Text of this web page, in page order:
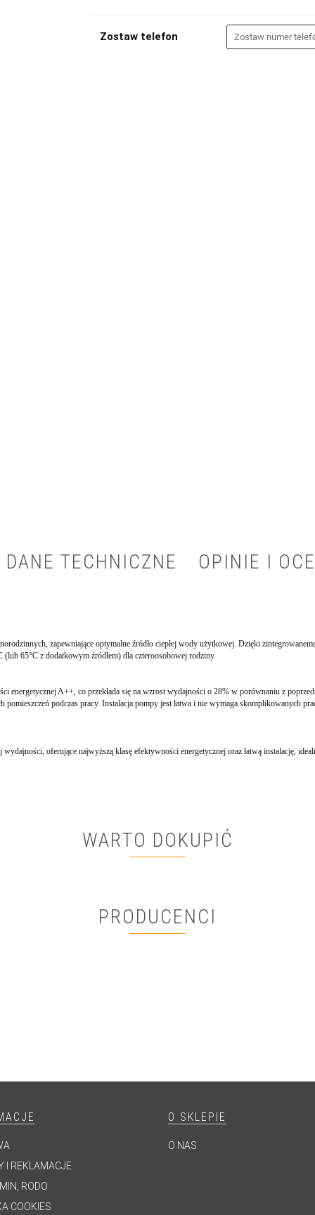
Zostaw telefon
DANE TECHNICZNE OPINIE I
zapewniające optymalne źródło ciepłej wody użytkowej. Dzięki
65°C z dodatkowym źródłem) dla czteroosobowej rodziny.
energetycznej A++, co przekłada się na wzrost wydajności o 28% w porównaniu z
pomieszczeń podczas pracy. Instalacja pompy jest łatwa i nie wymaga skomplikowanych
oferujące najwyższą klasę efektywności energetycznej oraz łatwą instalację,
WARTO DOKUPIĆ
PRODUCENCI
I REKLAMACJE
RODO
COOKIES
O SKLEPIE
O NAS